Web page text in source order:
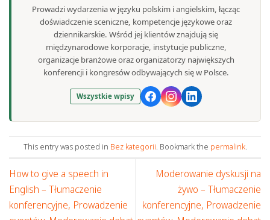
Prowadzi wydarzenia w języku polskim i angielskim, łącząc
doświadczenie sceniczne, kompetencje językowe oraz
dziennikarskie. Wśród jej klientów znajdują się
międzynarodowe korporacje, instytucje publiczne,
organizacje branżowe oraz organizatorzy największych
konferencji i kongresów odbywających się w Polsce.
Wszystkie wpisy
This entry was posted in Bez kategorii. Bookmark the permalink.
How to give a speech in
English – Tłumaczenie
konferencyjne, Prowadzenie
Moderowanie dyskusji na
żywo – Tłumaczenie
konferencyjne, Prowadzenie